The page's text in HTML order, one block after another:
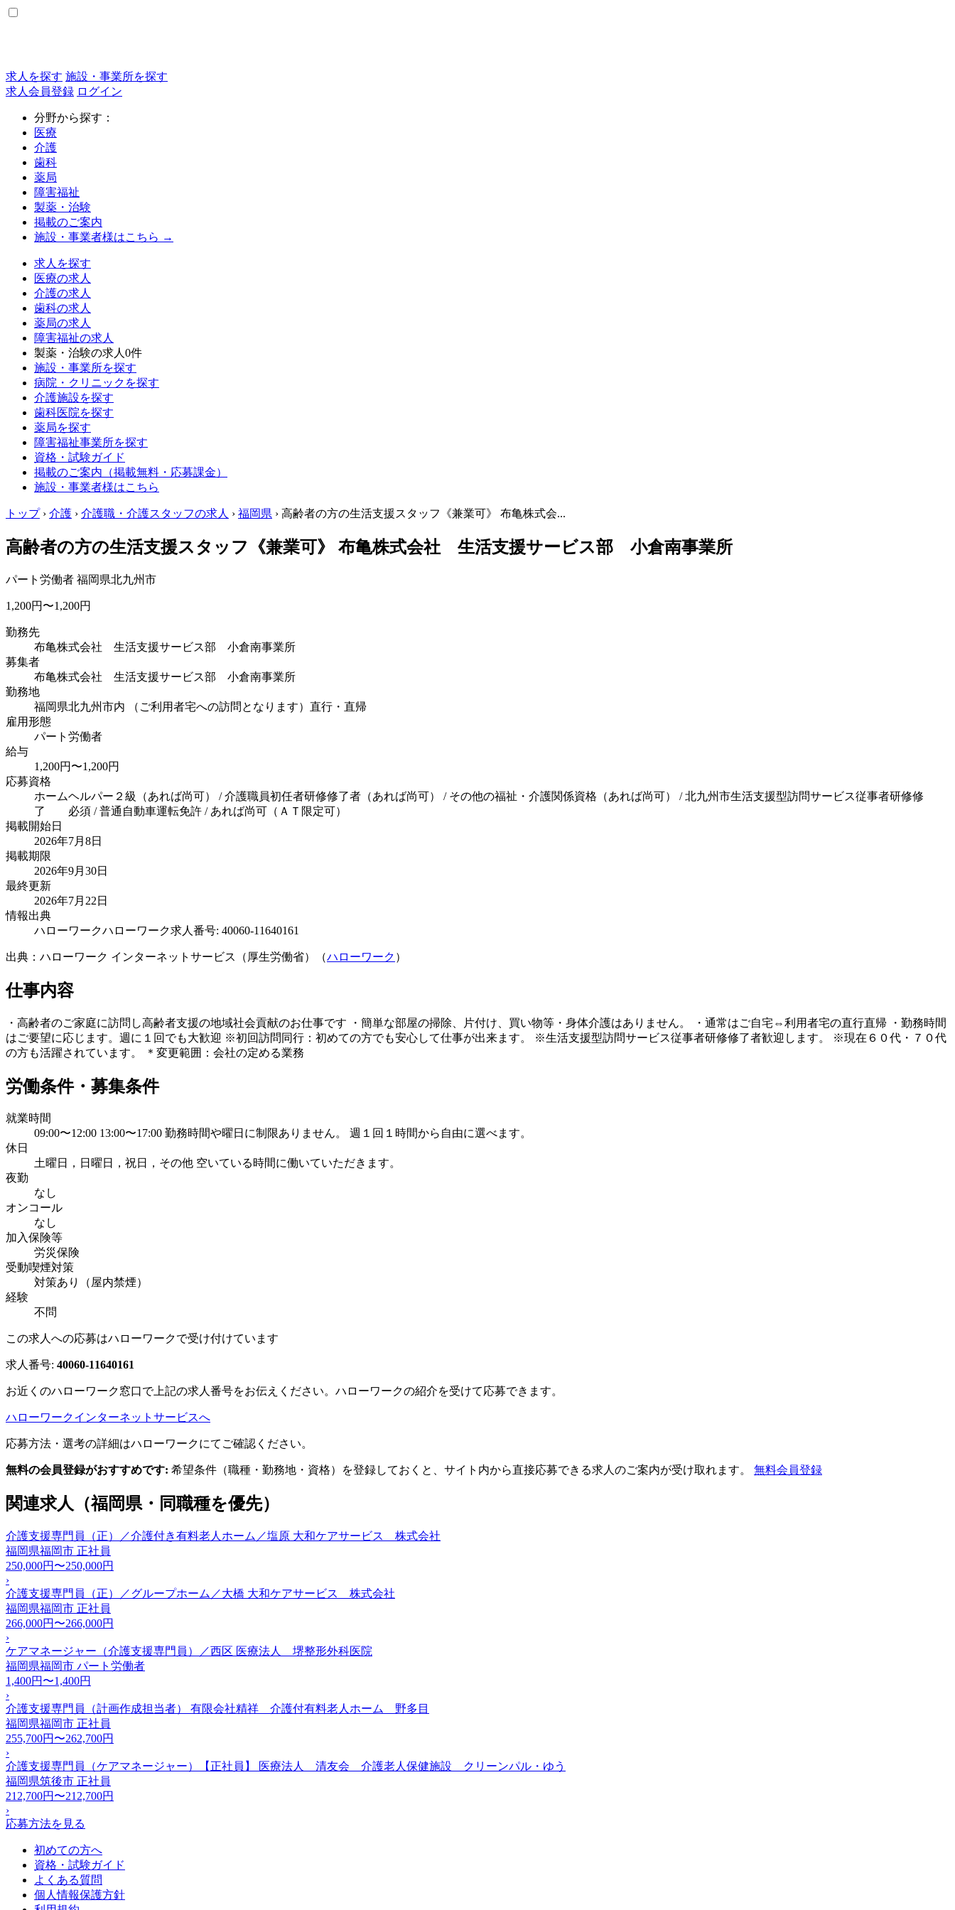
求人を探す 施設・事業所を探す
求人会員登録 ログイン
分野から探す：
医療
介護
歯科
薬局
障害福祉
製薬・治験
掲載のご案内
施設・事業者様はこちら →
求人を探す
医療の求人
介護の求人
歯科の求人
薬局の求人
障害福祉の求人
製薬・治験の求人 0件
施設・事業所を探す
病院・クリニックを探す
介護施設を探す
歯科医院を探す
薬局を探す
障害福祉事業所を探す
資格・試験ガイド
掲載のご案内（掲載無料・応募課金）
施設・事業者様はこちら
トップ › 介護 › 介護職・介護スタッフの求人 › 福岡県 › 高齢者の方の生活支援スタッフ《兼業可》 布亀株式会...
高齢者の方の生活支援スタッフ《兼業可》 布亀株式会社 生活支援サービス部 小倉南事業所
パート労働者 福岡県北九州市
1,200円〜1,200円
勤務先
布亀株式会社 生活支援サービス部 小倉南事業所
募集者
布亀株式会社 生活支援サービス部 小倉南事業所
勤務地
福岡県北九州市内 （ご利用者宅への訪問となります）直行・直帰
雇用形態
パート労働者
給与
1,200円〜1,200円
応募資格
ホームヘルパー２級（あれば尚可） / 介護職員初任者研修修了者（あれば尚可） / その他の福祉・介護関係資格（あれば尚可） / 北九州市生活支援型訪問サービス従事者研修修
了 必須 / 普通自動車運転免許 / あれば尚可（ＡＴ限定可）
掲載開始日
2026年7月8日
掲載期限
2026年9月30日
最終更新
2026年7月22日
情報出典
ハローワークハローワーク求人番号: 40060-11640161
出典：ハローワーク インターネットサービス（厚生労働省）（ハローワーク ）
仕事内容
・高齢者のご家庭に訪問し高齢者支援の地域社会貢献のお仕事です ・簡単な部屋の掃除、片付け、買い物等・身体介護はありません。 ・通常はご自宅⇔利用者宅の直行直帰 ・勤務時間
はご要望に応じます。週に１回でも大歓迎 ※初回訪問同行：初めての方でも安心して仕事が出来ます。 ※生活支援型訪問サービス従事者研修修了者歓迎します。 ※現在６０代・７０代
の方も活躍されています。 ＊変更範囲：会社の定める業務
労働条件・募集条件
就業時間
09:00〜12:00 13:00〜17:00 勤務時間や曜日に制限ありません。 週１回１時間から自由に選べます。
休日
土曜日，日曜日，祝日，その他 空いている時間に働いていただきます。
夜勤
なし
オンコール
なし
加入保険等
労災保険
受動喫煙対策
対策あり（屋内禁煙）
経験
不問
この求人への応募はハローワークで受け付けています
求人番号: 40060-11640161
お近くのハローワーク窓口で上記の求人番号をお伝えください。ハローワークの紹介を受けて応募できます。
ハローワークインターネットサービスへ
応募方法・選考の詳細はハローワークにてご確認ください。
無料の会員登録がおすすめです: 希望条件（職種・勤務地・資格）を登録しておくと、サイト内から直接応募できる求人のご案内が受け取れます。 無料会員登録
関連求人（福岡県・同職種を優先）
介護支援専門員（正）／介護付き有料老人ホーム／塩原 大和ケアサービス 株式会社
福岡県福岡市 正社員
250,000円〜250,000円
›
介護支援専門員（正）／グループホーム／大橋 大和ケアサービス 株式会社
福岡県福岡市 正社員
266,000円〜266,000円
›
ケアマネージャー（介護支援専門員）／西区 医療法人 堺整形外科医院
福岡県福岡市 パート労働者
1,400円〜1,400円
›
介護支援専門員（計画作成担当者） 有限会社精祥 介護付有料老人ホーム 野多目
福岡県福岡市 正社員
255,700円〜262,700円
›
介護支援専門員（ケアマネージャー）【正社員】 医療法人 清友会 介護老人保健施設 クリーンパル・ゆう
福岡県筑後市 正社員
212,700円〜212,700円
›
応募方法を見る
初めての方へ
資格・試験ガイド
よくある質問
個人情報保護方針